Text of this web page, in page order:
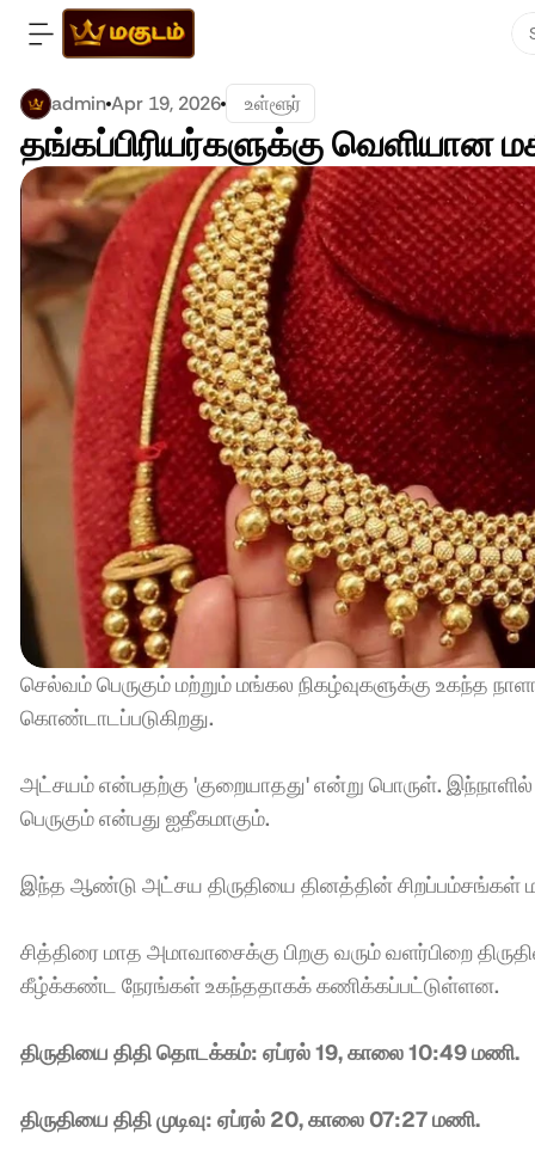
adminApr 19, 2026 உள்ளூர்
தங்கப்பிரியர்களுக்கு வெளியான
செல்வம் பெருகும் மற்றும் மங்கல நிகழ்வுகளுக்கு உகந்த
கொண்டாடப்படுகிறது.
அட்சயம் என்பதற்கு 'குறையாதது' என்று பொருள்.
பெருகும் என்பது ஐதீகமாகும்.
இந்த ஆண்டு அட்சய திருதியை தினத்தின் சிறப்பம்சங்கள்
சித்திரை மாத அமாவாசைக்கு பிறகு வரும் வளர்பிறை
கீழ்க்கண்ட நேரங்கள் உகந்ததாகக் கணிக்கப்பட்டுள்ளன.
திருதியை திதி தொடக்கம்: ஏப்ரல் 19, காலை 10:49 மணி.
திருதியை திதி முடிவு: ஏப்ரல் 20, காலை 07:27 மணி.